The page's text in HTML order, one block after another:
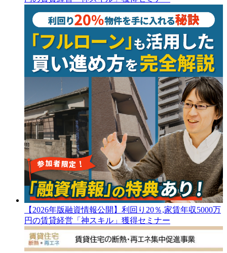
【2026年版融資情報公開】利回り20％,家賃年収5000万
円の賃貸経営「神スキル」獲得セミナー